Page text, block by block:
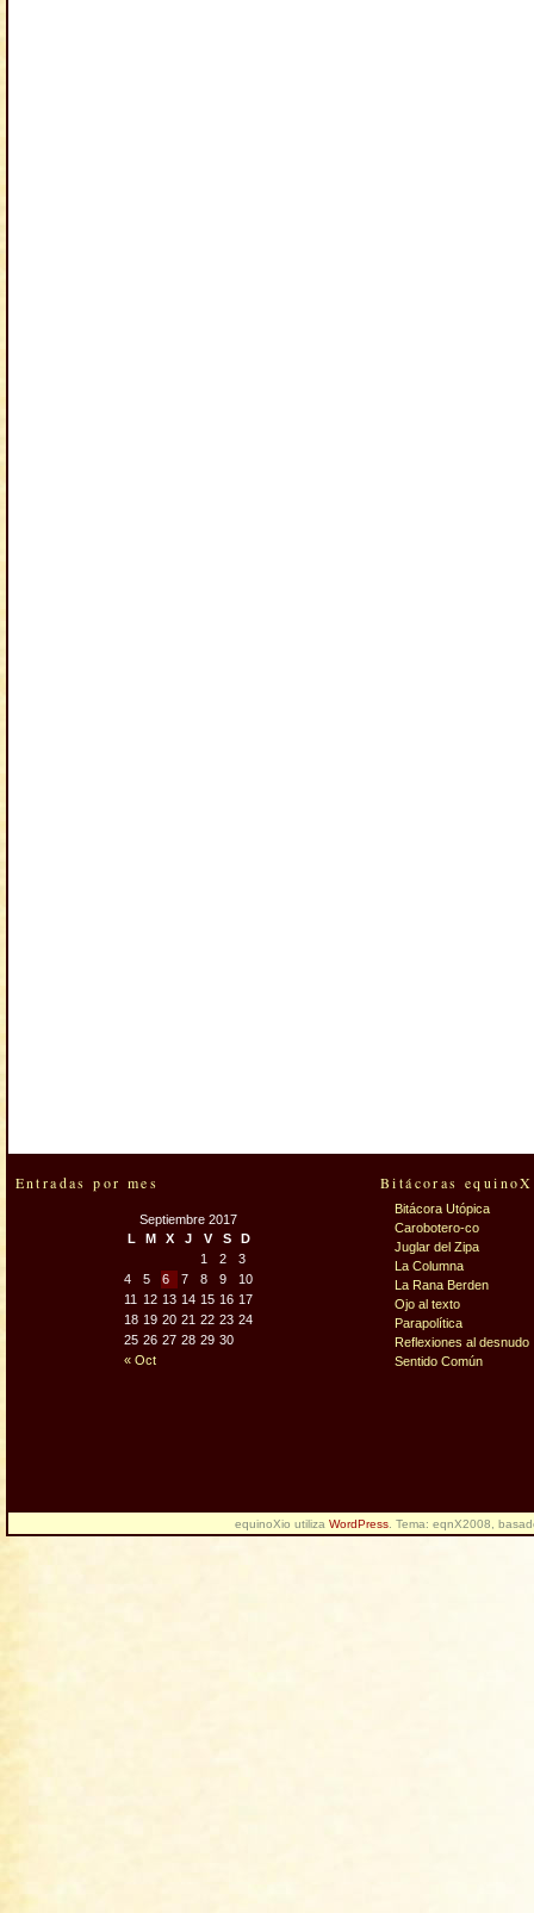
Entradas por mes
Septiembre 2017
L
M X J V S D
« Oct
1 2
3
4
5 6 7 8 9
10
11
12 13 14 15 16 17
18 19 20 21 22 23 24
25 26 27 28 29 30
Bitácoras
Bitácora Utópica
Carobotero-co
Juglar del Zipa
La Columna
La Rana Berden
Ojo al texto
Parapolítica
Reflexiones al desnudo
Sentido Común
equinoXio utiliza WordPress . Tema: eqnX2008,